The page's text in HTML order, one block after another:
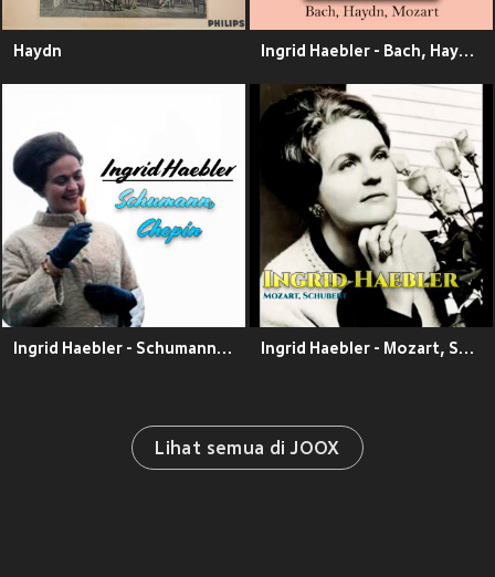
Haydn Ingrid Haebler - Bach, Haydn, Mozart
Ingrid Haebler - Schumann, Chopin Ingrid Haebler - Mozart, Schubert
Lihat semua di JOOX